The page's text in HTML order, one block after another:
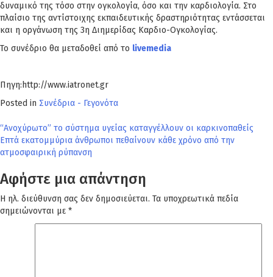
δυναμικό της τόσο στην ογκολογία, όσο και την καρδιολογία. Στο
πλαίσιο της αντίστοιχης εκπαιδευτικής δραστηριότητας εντάσσεται
και η οργάνωση της 3η Διημερίδας Καρδιο-Ογκολογίας.
Το συνέδριο θα μεταδοθεί από το livemedia
Πηγη:http://www.iatronet.gr
Posted in Συνέδρια - Γεγονότα
Πλοήγηση
άρθρων
“Ανοχύρωτο” το σύστημα υγείας καταγγέλλουν οι καρκινοπαθείς
Επτά εκατομμύρια άνθρωποι πεθαίνουν κάθε χρόνο από την
ατμοσφαιρική ρύπανση
Αφήστε μια απάντηση
Η ηλ. διεύθυνση σας δεν δημοσιεύεται. Τα υποχρεωτικά πεδία
σημειώνονται με *